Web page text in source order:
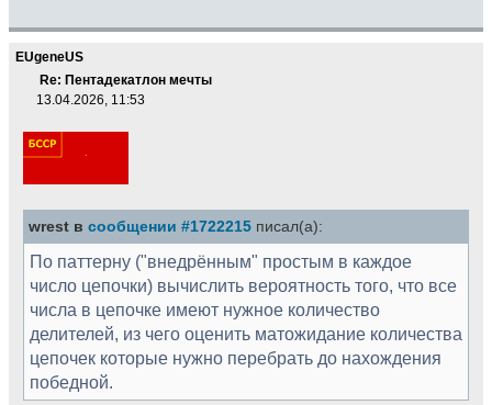
EUgeneUS
Re: Пентадекатлон мечты
13.04.2026, 11:53
wrest в сообщении #1722215 писал(а):
По паттерну ("внедрённым" простым в каждое
число цепочки) вычислить вероятность того, что все
числа в цепочке имеют нужное количество
делителей, из чего оценить матожидание количества
цепочек которые нужно перебрать до нахождения
победной.